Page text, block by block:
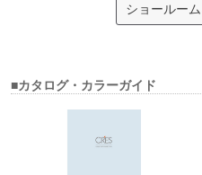
ショールー
■カタログ・カラーガイド